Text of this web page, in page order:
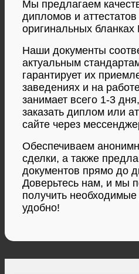
Мы предлагаем
дипломов и
оригинальных
Наши документы
актуальным
гарантирует их
заведениях и на
занимает всего 1-3
заказать диплом или
сайте через
Обеспечиваем
сделки, а также
документов прямо до
Доверьтесь нам, и мы
получить
удобно!